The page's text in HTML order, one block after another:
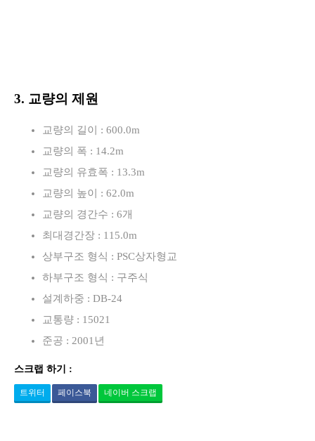
3. 교량의 제원
교량의 길이 : 600.0m
교량의 폭 : 14.2m
교량의 유효폭 : 13.3m
교량의 높이 : 62.0m
교량의 경간수 : 6개
최대경간장 : 115.0m
상부구조 형식 : PSC상자형교
하부구조 형식 : 구주식
설계하중 : DB-24
교통량 : 15021
준공 : 2001년
스크랩 하기 :
트위터 페이스북 네이버 스크랩